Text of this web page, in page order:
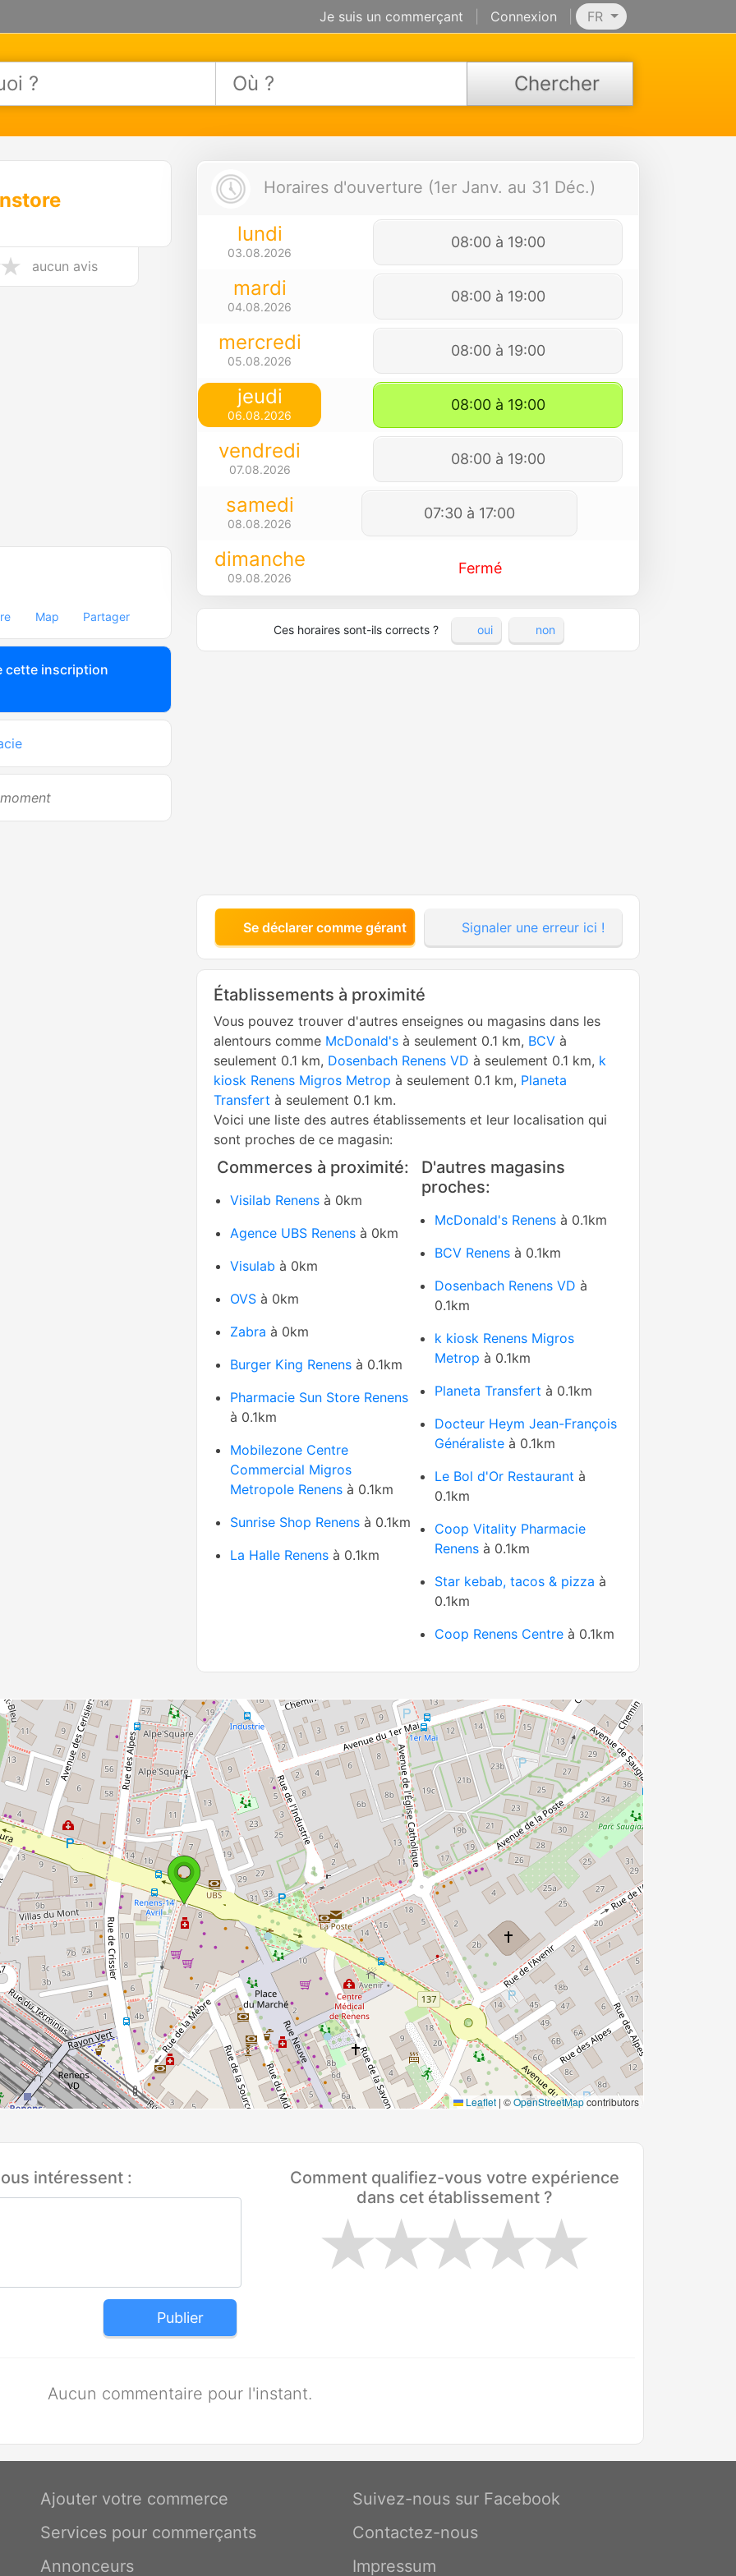
Je suis un commerçant Connexion FR
Chercher
aucun avis
Map Partager
cette inscription
Horaires d'ouverture (1er Janv. au 31 Déc.)
lundi
03.08.2026
08:00 à 19:00
mardi
04.08.2026
08:00 à 19:00
mercredi
05.08.2026
08:00 à 19:00
jeudi
06.08.2026
08:00 à 19:00
vendredi
07.08.2026
08:00 à 19:00
samedi
08.08.2026
07:30 à 17:00
dimanche
09.08.2026
Fermé
Ces horaires sont-ils corrects ? oui non
Se déclarer comme gérant Signaler une erreur ici !
Établissements à proximité
Vous pouvez trouver d'autres enseignes ou magasins dans les
alentours comme McDonald's à seulement 0.1 km, BCV à
seulement 0.1 km, Dosenbach Renens VD à seulement 0.1 km, k
kiosk Renens Migros Metrop à seulement 0.1 km, Planeta
Transfert à seulement 0.1 km.
Voici une liste des autres établissements et leur localisation qui
sont proches de ce magasin:
Commerces à proximité:
Visilab Renens à 0km
Agence UBS Renens à 0km
Visulab à 0km
OVS à 0km
Zabra à 0km
Burger King Renens à 0.1km
Pharmacie Sun Store Renens
à 0.1km
Mobilezone Centre
Commercial Migros
Metropole Renens à 0.1km
Sunrise Shop Renens à 0.1km
La Halle Renens à 0.1km
D'autres magasins
proches:
McDonald's Renens à 0.1km
BCV Renens à 0.1km
Dosenbach Renens VD à
0.1km
k kiosk Renens Migros
Metrop à 0.1km
Planeta Transfert à 0.1km
Docteur Heym Jean-François
Généraliste à 0.1km
Le Bol d'Or Restaurant à
0.1km
Coop Vitality Pharmacie
Renens à 0.1km
Star kebab, tacos & pizza à
0.1km
Coop Renens Centre à 0.1km
Leaflet | ©OpenStreetMapcontributors
Comment qualifiez-vous votre expérience
dans cet établissement ?
intéressent :
Publier
Aucun commentaire pour l'instant.
Ajouter votre commerce
Services pour commerçants
Annonceurs
Suivez-nous sur Facebook
Contactez-nous
Impressum